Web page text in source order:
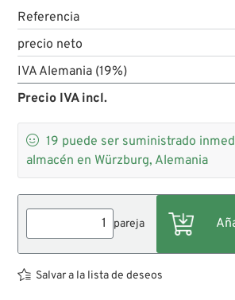
Referencia
precio neto
IVA Alemania (19%)
Precio IVA incl.
 19 puede ser suministrado
almacén en Würzburg, Alemania
pareja
Salvar a la lista de deseos